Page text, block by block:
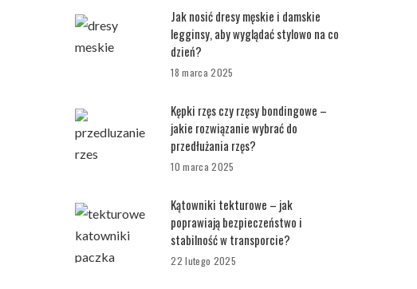
Jak nosić dresy męskie i damskie
legginsy, aby wyglądać stylowo na co
dzień?
18 marca 2025
Kępki rzęs czy rzęsy bondingowe –
jakie rozwiązanie wybrać do
przedłużania rzęs?
10 marca 2025
Kątowniki tekturowe – jak
poprawiają bezpieczeństwo i
stabilność w transporcie?
22 lutego 2025